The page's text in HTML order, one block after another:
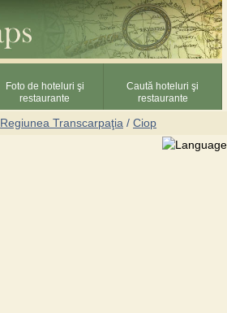
Foto de hoteluri şi
restaurante
Caută hoteluri şi
restaurante
Regiunea Transcarpaţia / Ciop